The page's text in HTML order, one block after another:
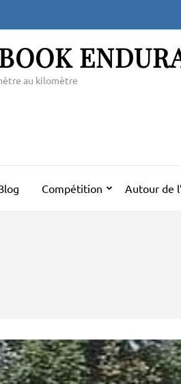
au kilomètre
Compétition Autour de